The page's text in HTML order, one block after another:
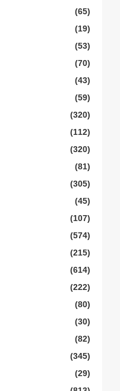
(65)
(19)
(53)
(70)
(43)
(59)
(320)
(112)
(320)
(81)
(305)
(45)
(107)
(574)
(215)
(614)
(222)
(80)
(30)
(82)
(345)
(29)